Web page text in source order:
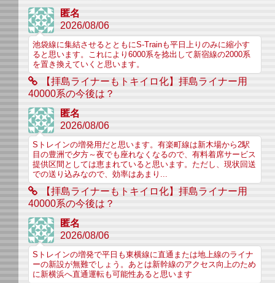
匿名
2026/08/06
池袋線に集結させるとともにS-Trainも平日上りのみに縮小す
ると思います。これにより6000系を捻出して新宿線の2000系
を置き換えていくと思います。
【拝島ライナーもトキイロ化】拝島ライナー用
40000系の今後は？
匿名
2026/08/06
Sトレインの増発用だと思います。有楽町線は新木場から2駅
目の豊洲で夕方～夜でも座れなくなるので、有料着席サービス
提供区間としては恵まれていると思います。ただし、現状回送
での送り込みなので、効率はあまり...
【拝島ライナーもトキイロ化】拝島ライナー用
40000系の今後は？
匿名
2026/08/06
Sトレインの増発で平日も東横線に直通または地上線のライナ
ーの新設が無難でしょう。あとは新幹線のアクセス向上のため
に新横浜へ直通運転も可能性あると思います